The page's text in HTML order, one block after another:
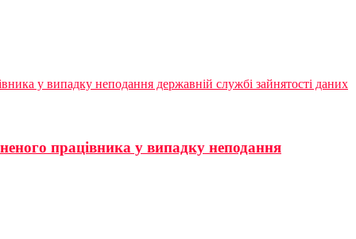
у випадку неподання державній службі зайнятості даних
працівника у випадку неподання